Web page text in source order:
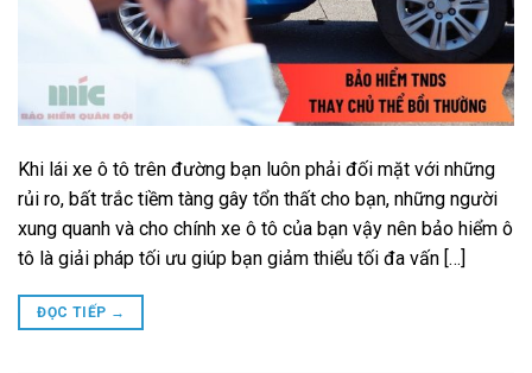
Khi lái xe ô tô trên đường bạn luôn phải đối mặt với những
rủi ro, bất trắc tiềm tàng gây tổn thất cho bạn, những người
xung quanh và cho chính xe ô tô của bạn vậy nên bảo hiểm ô
tô là giải pháp tối ưu giúp bạn giảm thiểu tối đa vấn […]
ĐỌC TIẾP →